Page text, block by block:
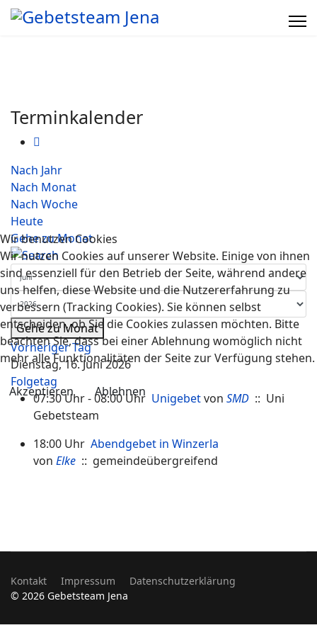
Terminkalender
Nach Jahr
Nach Monat
Nach Woche
Heute
Gehe zu Monat
Gehe zu Monat
Vorheriger Tag
Dienstag, 16. Juni 2026
Folgetag
07:30 Uhr - 08:00 Uhr Unigebetvon SMD :: Uni
Gebetsteam
18:00 Uhr Abendgebet in Winzerla
von Elke :: gemeindeübergreifend
Kontakt Impressum
Datenschutzerklärung
© 2026 Gebetsteam Jena
Wir benutzen Cookies
Wir nutzen Cookies auf unserer Website. Einige von ihnen
sind essenziell für den Betrieb der Seite, während andere
uns helfen, diese Website und die Nutzererfahrung zu
verbessern (Tracking Cookies). Sie können selbst
entscheiden, ob Sie die Cookies zulassen möchten. Bitte
beachten Sie, dass bei einer Ablehnung womöglich nicht
mehr alle Funktionalitäten der Seite zur Verfügung stehen.
Akzeptieren Ablehnen